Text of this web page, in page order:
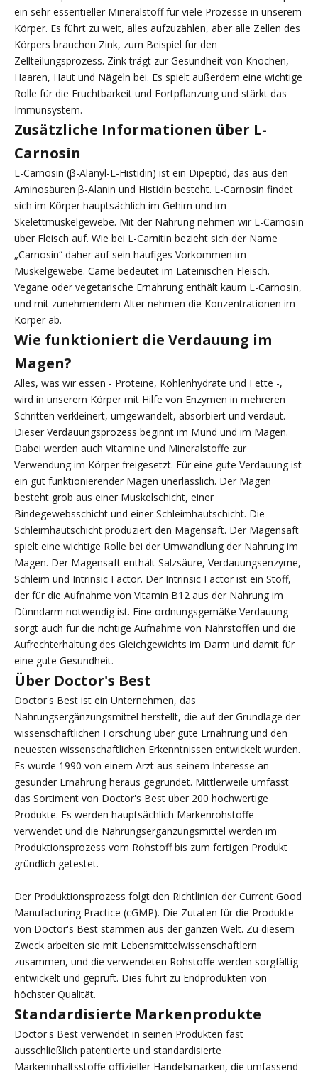
ein sehr essentieller Mineralstoff für viele Prozesse in unserem
Körper. Es führt zu weit, alles aufzuzählen, aber alle Zellen des
Körpers brauchen Zink, zum Beispiel für den
Zellteilungsprozess. Zink trägt zur Gesundheit von Knochen,
Haaren, Haut und Nägeln bei. Es spielt außerdem eine wichtige
Rolle für die Fruchtbarkeit und Fortpflanzung und stärkt das
Immunsystem.
Zusätzliche Informationen über L-
Carnosin
L-Carnosin (β-Alanyl-L-Histidin) ist ein Dipeptid, das aus den
Aminosäuren β-Alanin und Histidin besteht. L-Carnosin findet
sich im Körper hauptsächlich im Gehirn und im
Skelettmuskelgewebe. Mit der Nahrung nehmen wir L-Carnosin
über Fleisch auf. Wie bei L-Carnitin bezieht sich der Name
„Carnosin“ daher auf sein häufiges Vorkommen im
Muskelgewebe. Carne bedeutet im Lateinischen Fleisch.
Vegane oder vegetarische Ernährung enthält kaum L-Carnosin,
und mit zunehmendem Alter nehmen die Konzentrationen im
Körper ab.
Wie funktioniert die Verdauung im
Magen?
Alles, was wir essen - Proteine, Kohlenhydrate und Fette -,
wird in unserem Körper mit Hilfe von Enzymen in mehreren
Schritten verkleinert, umgewandelt, absorbiert und verdaut.
Dieser Verdauungsprozess beginnt im Mund und im Magen.
Dabei werden auch Vitamine und Mineralstoffe zur
Verwendung im Körper freigesetzt. Für eine gute Verdauung ist
ein gut funktionierender Magen unerlässlich. Der Magen
besteht grob aus einer Muskelschicht, einer
Bindegewebsschicht und einer Schleimhautschicht. Die
Schleimhautschicht produziert den Magensaft. Der Magensaft
spielt eine wichtige Rolle bei der Umwandlung der Nahrung im
Magen. Der Magensaft enthält Salzsäure, Verdauungsenzyme,
Schleim und Intrinsic Factor. Der Intrinsic Factor ist ein Stoff,
der für die Aufnahme von Vitamin B12 aus der Nahrung im
Dünndarm notwendig ist. Eine ordnungsgemäße Verdauung
sorgt auch für die richtige Aufnahme von Nährstoffen und die
Aufrechterhaltung des Gleichgewichts im Darm und damit für
eine gute Gesundheit.
Über Doctor's Best
Doctor's Best ist ein Unternehmen, das
Nahrungsergänzungsmittel herstellt, die auf der Grundlage der
wissenschaftlichen Forschung über gute Ernährung und den
neuesten wissenschaftlichen Erkenntnissen entwickelt wurden.
Es wurde 1990 von einem Arzt aus seinem Interesse an
gesunder Ernährung heraus gegründet. Mittlerweile umfasst
das Sortiment von Doctor's Best über 200 hochwertige
Produkte. Es werden hauptsächlich Markenrohstoffe
verwendet und die Nahrungsergänzungsmittel werden im
Produktionsprozess vom Rohstoff bis zum fertigen Produkt
gründlich getestet.
Der Produktionsprozess folgt den Richtlinien der Current Good
Manufacturing Practice (cGMP). Die Zutaten für die Produkte
von Doctor's Best stammen aus der ganzen Welt. Zu diesem
Zweck arbeiten sie mit Lebensmittelwissenschaftlern
zusammen, und die verwendeten Rohstoffe werden sorgfältig
entwickelt und geprüft. Dies führt zu Endprodukten von
höchster Qualität.
Standardisierte Markenprodukte
Doctor's Best verwendet in seinen Produkten fast
ausschließlich patentierte und standardisierte
Markeninhaltsstoffe offizieller Handelsmarken, die umfassend